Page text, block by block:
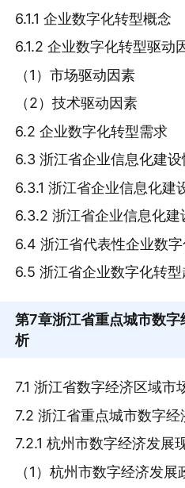
6.1.1 企业数字化转型概念
6.1.2 企业数字化转型驱动
（1）市场驱动因素
（2）技术驱动因素
6.2 企业数字化转型需求
6.3 浙江省企业信息化建
6.3.1 浙江省企业信息化建
6.3.2 浙江省企业信息化建
6.4 浙江省代表性企业数
6.5 浙江省企业数字化转
第7章浙江省重点城市数
析
7.1 浙江省数字经济区域市
7.2 浙江省重点城市数字
7.2.1 杭州市数字经济发展
（1）杭州市数字经济发展